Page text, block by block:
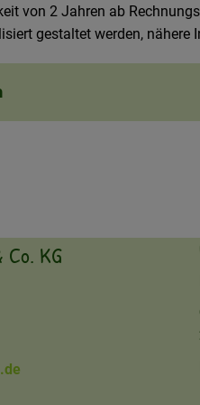
von 2 Jahren ab
gestaltet werden, nähere
Co. KG